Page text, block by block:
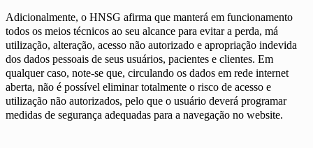
Adicionalmente, o HNSG afirma que manterá em funcionamento
todos os meios técnicos ao seu alcance para evitar a perda, má
utilização, alteração, acesso não autorizado e apropriação indevida
dos dados pessoais de seus usuários, pacientes e clientes. Em
qualquer caso, note-se que, circulando os dados em rede internet
aberta, não é possível eliminar totalmente o risco de acesso e
utilização não autorizados, pelo que o usuário deverá programar
medidas de segurança adequadas para a navegação no website.